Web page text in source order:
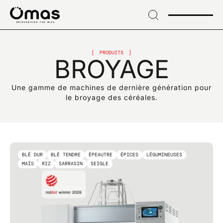
Skip
Skip
PRODUITS
BROYAGE
Une gamme de machines de dernière génération pour
le broyage des céréales.
BLÉ DUR BLÉ TENDRE ÈPEAUTRE ÉPICES
LÉGUMINEUSES
MAÏS
RIZ SARRASIN SEIGLE
S'inscrire pour
recevoir des
informations
innovations du
secteur